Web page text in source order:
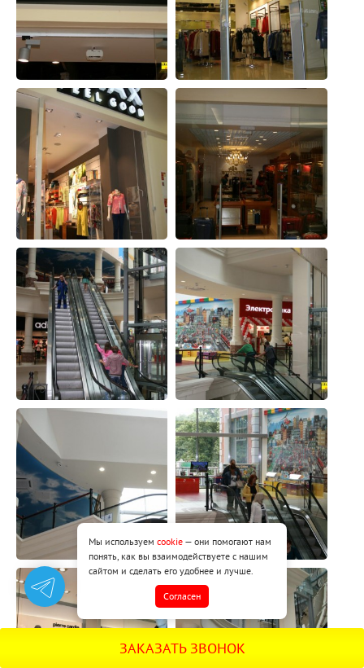
ЗАКАЗАТЬ ЗВОНОК
Мы используем cookie — они помогают нам
понять, как вы взаимодействуете с нашим
сайтом и сделать его удобнее и лучше.
Cогласен